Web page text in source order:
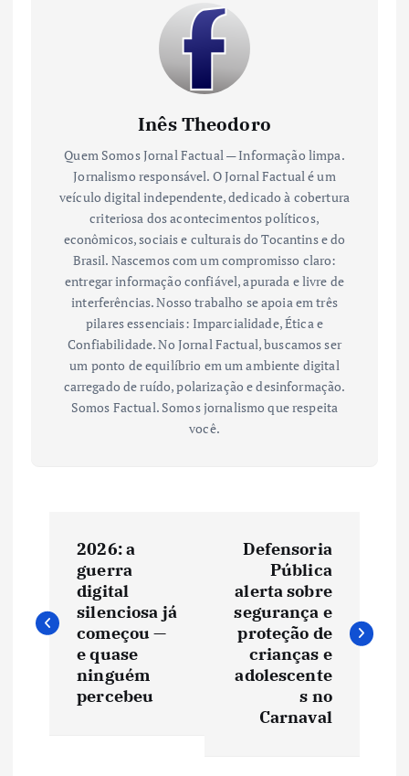
Inês Theodoro
Quem Somos Jornal Factual — Informação limpa.
Jornalismo responsável. O Jornal Factual é um
veículo digital independente, dedicado à cobertura
criteriosa dos acontecimentos políticos,
econômicos, sociais e culturais do Tocantins e do
Brasil. Nascemos com um compromisso claro:
entregar informação confiável, apurada e livre de
interferências. Nosso trabalho se apoia em três
pilares essenciais: Imparcialidade, Ética e
Confiabilidade. No Jornal Factual, buscamos ser
um ponto de equilíbrio em um ambiente digital
carregado de ruído, polarização e desinformação.
Somos Factual. Somos jornalismo que respeita
você.
v
2026: a
guerra
digital
silenciosa já
começou —
e quase
ninguém
percebeu
Defensoria
Pública
alerta sobre
segurança e
proteção de
crianças e
adolescente
s no
Carnaval